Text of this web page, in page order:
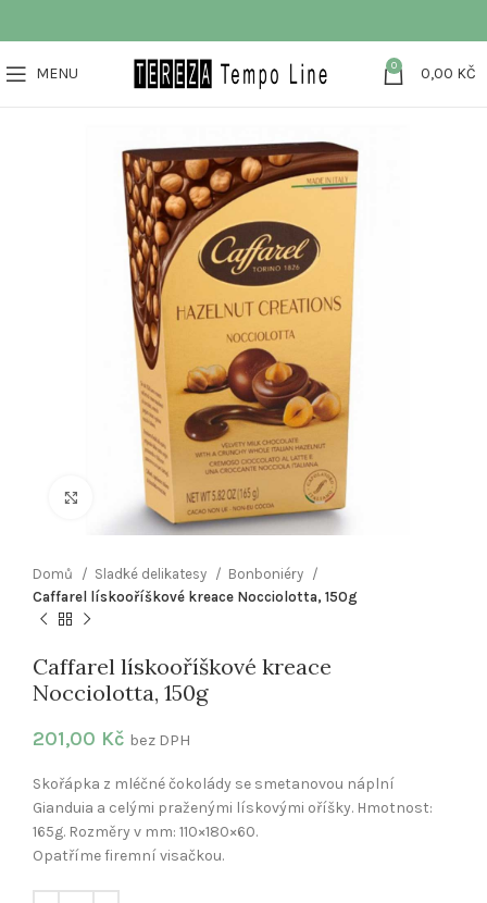
MENU 0 0,00 KČ
Klikněte pro zvětšení
Domů Sladké delikatesy
Bonboniéry
Caffarel lískooříškové kreace Nocciolotta, 150g
Caffarel lískooříškové kreace
Nocciolotta, 150g
201,00 Kč bez DPH
Skořápka z mléčné čokolády se smetanovou náplní
Gianduia a celými praženými lískovými oříšky. Hmotnost:
165g. Rozměry v mm: 110×180×60.
Opatříme firemní visačkou.